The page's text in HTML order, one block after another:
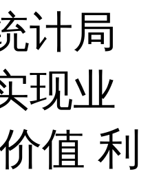
计局
现业
值 利